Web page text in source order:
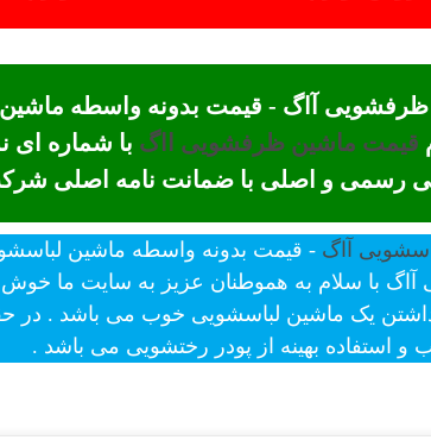
قیمت ماشین ظرفشویی ااگ با شماره ای
رسمی و اصلی با ضمانت نامه اصلی
آاگ
آاگ با سلام به هموطنان عزیز به سایت ما
یک ماشین لباسشویی خوب می باشد . در
استفاده بهینه از پودر رختشویی می باشد .